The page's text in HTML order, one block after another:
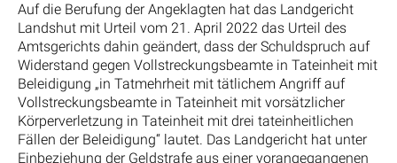
Auf die Berufung der Angeklagten hat das Landgericht
Landshut mit Urteil vom 21. April 2022 das Urteil des
Amtsgerichts dahin geändert, dass der Schuldspruch auf
Widerstand gegen Vollstreckungsbeamte in Tateinheit mit
Beleidigung „in Tatmehrheit mit tätlichem Angriff auf
Vollstreckungsbeamte in Tateinheit mit vorsätzlicher
Körperverletzung in Tateinheit mit drei tateinheitlichen
Fällen der Beleidigung“ lautet. Das Landgericht hat unter
Einbeziehung der Geldstrafe aus einer vorangegangenen